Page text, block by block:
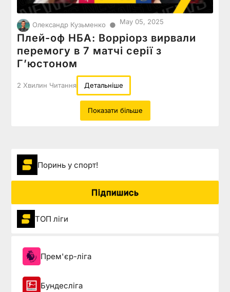
Олександр Кузьменко ● May 05, 2025
Плей-оф НБА: Ворріорз вирвали
перемогу в 7 матчі серії з
Гʼюстоном
2 Хвилин Читання Детальніше
Показати більше
Поринь у спорт!
Підпишись
ТОП ліги
Прем'єр-ліга
Бундесліга